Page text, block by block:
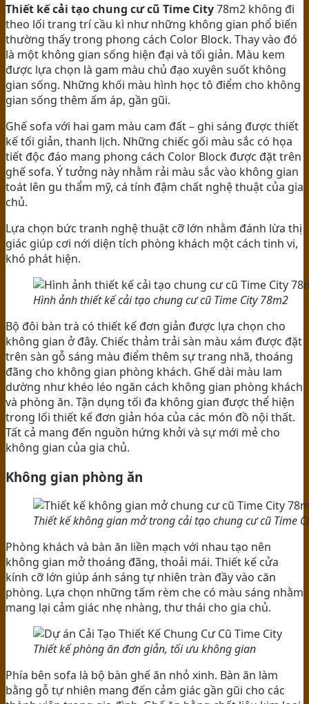
Thiết kế cải tạo chung cư cũ Time City78m2 không đi
theo lối trang trí cầu kì như những không gian phổ biến
thường thấy trong phong cách Color Block. Thay vào đó
là một không gian sống hiện đại và tối giản. Màu kem
được lựa chọn là gam màu chủ đạo xuyên suốt không
gian sống. Những khối màu hình học tô điểm cho không
gian sống thêm ấm áp, gần gũi.
Ghế sofa với hai gam màu cam đất – ghi sáng được thiết
kế tối giản, thanh lịch. Những chiếc gối màu sắc có họa
tiết độc đáo mang phong cách Color Block được đặt trên
ghế sofa. Ý tưởng này nhằm rải màu sắc vào không gian
toát lên gu thẩm mỹ, cá tính đậm chất nghệ thuật của gia
chủ.
Lựa chọn bức tranh nghệ thuật cỡ lớn nhằm đánh lừa thị
giác giúp cơi nới diện tích phòng khách một cách tinh vi,
khó phát hiện.
Hình ảnh thiết kế cải tạo chung cư cũ Time City 78m2
Bộ đôi bàn trà có thiết kế đơn giản được lựa chọn cho
không gian ở đây. Chiếc thảm trải sàn màu xám được đặt
trên sàn gỗ sáng màu điểm thêm sự trang nhã, thoáng
đãng cho không gian phòng khách. Ghế dài màu lam
dường như khéo léo ngăn cách không gian phòng khách
và phòng ăn. Tận dụng tối đa không gian được thể hiện
trong lối thiết kế đơn giản hóa của các món đồ nội thất.
Tất cả mang đến nguồn hứng khởi và sự mới mẻ cho
không gian của gia chủ.
Không gian phòng ăn
Thiết kế không gian mở trong cải tạo chung cư cũ Time
Phòng khách và bàn ăn liền mạch với nhau tạo nên
không gian mở thoáng đãng, thoải mái. Thiết kế cửa
kính cỡ lớn giúp ánh sáng tự nhiên tràn đầy vào căn
phòng. Lựa chọn những tấm rèm che có màu sáng nhằm
mang lại cảm giác nhẹ nhàng, thư thái cho gia chủ.
Thiết kế phòng ăn đơn giản, tối ưu không gian
Phía bên sofa là bộ bàn ghế ăn nhỏ xinh. Bàn ăn làm
bằng gỗ tự nhiên mang đến cảm giác gần gũi cho các